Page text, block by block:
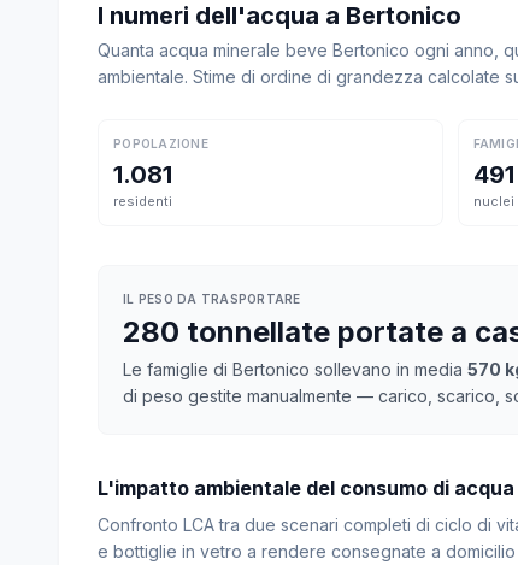
I numeri dell'acqua a Bertonico
Quanta acqua minerale beve Bertonico ogni anno,
ambientale. Stime di ordine di grandezza calcolate
POPOLAZIONE
1.081
residenti
491
nuclei
IL PESO DA TRASPORTARE
280 tonnellate portate a
Le famiglie di Bertonico sollevano in media 570
di peso gestite manualmente — carico, scarico,
L'impatto ambientale del consumo di
Confronto LCA tra due scenari completi di ciclo di
e bottiglie in vetro a rendere consegnate a